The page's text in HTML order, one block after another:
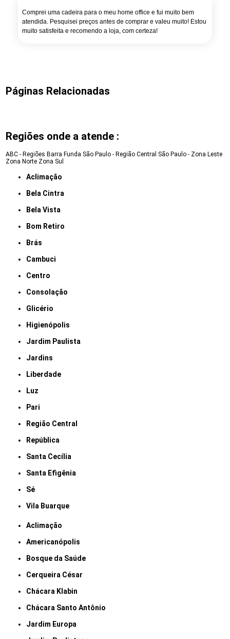
Comprei uma cadeira para o meu home office e fui muito bem
atendida. Pesquisei preços antes de comprar e valeu muito! Estou
muito satisfeita e recomendo a loja, com certeza!
Páginas Relacionadas
Regiões onde a atende :
ABC - Regiões Barra Funda São Paulo - Região Central São Paulo - Zona Leste
Zona Norte Zona Sul
Aclimação
Bela Cintra
Bela Vista
Bom Retiro
Brás
Cambuci
Centro
Consolação
Glicério
Higienópolis
Jardim Paulista
Jardins
Liberdade
Luz
Pari
Região Central
República
Santa Cecília
Santa Efigênia
Sé
Vila Buarque
Aclimação
Americanópolis
Bosque da Saúde
Cerqueira César
Chácara Klabin
Chácara Santo Antônio
Jardim Europa